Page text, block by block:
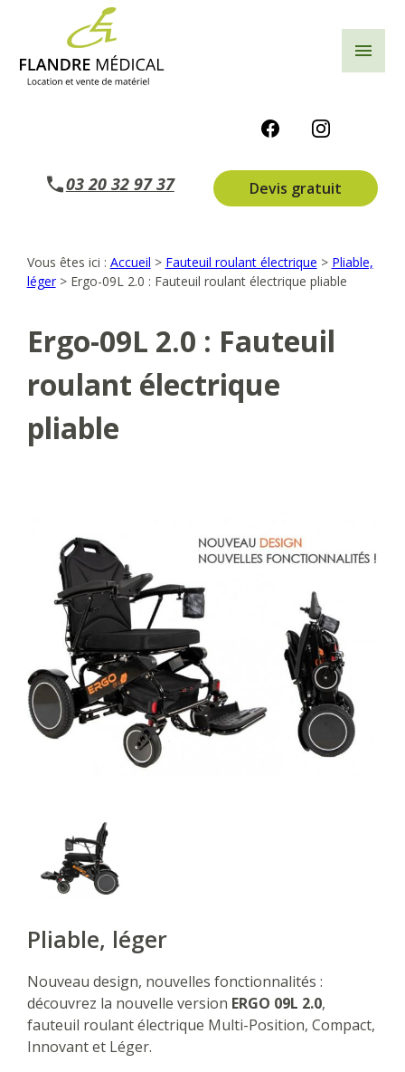
menu
03 20 32 97 37 Devis gratuit
Vous êtes ici : Accueil > Fauteuil roulant électrique > Pliable,
léger> Ergo-09L 2.0 : Fauteuil roulant électrique pliable
Ergo-09L 2.0 : Fauteuil
roulant électrique
pliable
Pliable, léger
Nouveau design, nouvelles fonctionnalités :
découvrez la nouvelle version ERGO 09L 2.0,
fauteuil roulant électrique Multi-Position, Compact,
Innovant et Léger.
Panneau de gestion des cookies